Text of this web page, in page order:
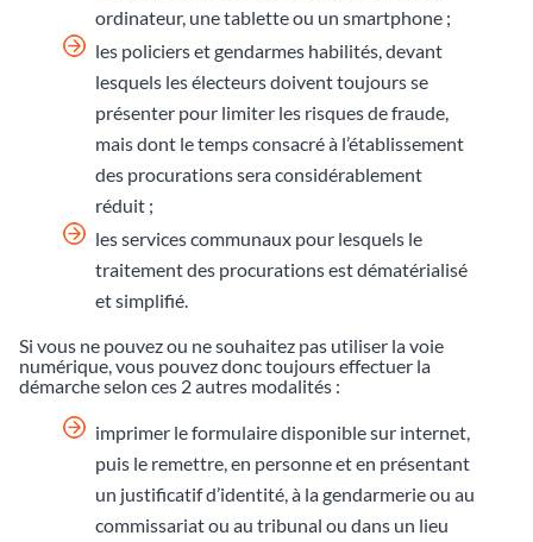
ordinateur, une tablette ou un smartphone ;
les policiers et gendarmes habilités, devant
lesquels les électeurs doivent toujours se
présenter pour limiter les risques de fraude,
mais dont le temps consacré à l’établissement
des procurations sera considérablement
réduit ;
les services communaux pour lesquels le
traitement des procurations est dématérialisé
et simplifié.
Si vous ne pouvez ou ne souhaitez pas utiliser la voie
numérique, vous pouvez donc toujours effectuer la
démarche selon ces 2 autres modalités :
imprimer le formulaire disponible sur internet,
puis le remettre, en personne et en présentant
un justificatif d’identité, à la gendarmerie ou au
commissariat ou au tribunal ou dans un lieu